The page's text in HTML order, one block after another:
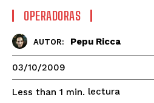
OPERADORAS
AUTOR: Pepu Ricca
03/10/2009
Less than 1 min. lectura